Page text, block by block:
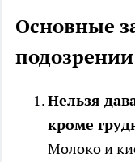
Основные
Нельзя
кроме
Молоко и